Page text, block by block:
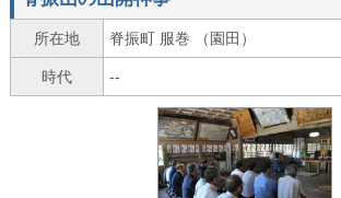
所在地 脊振町 服巻 （園田）
時代 --